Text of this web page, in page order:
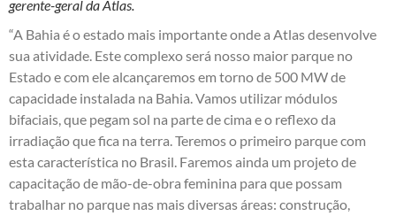
gerente-geral da Atlas.
“A Bahia é o estado mais importante onde a Atlas desenvolve
sua atividade. Este complexo será nosso maior parque no
Estado e com ele alcançaremos em torno de 500 MW de
capacidade instalada na Bahia. Vamos utilizar módulos
bifaciais, que pegam sol na parte de cima e o reflexo da
irradiação que fica na terra. Teremos o primeiro parque com
esta característica no Brasil. Faremos ainda um projeto de
capacitação de mão-de-obra feminina para que possam
trabalhar no parque nas mais diversas áreas: construção,